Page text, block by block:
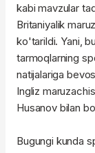
kabi mavzular
Britaniyalik
ko'tarildi. Yani,
tarmoqlarning
natijalariga
Ingliz
Husanov bilan
Bugungi kunda